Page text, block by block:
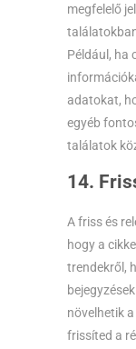
megfelelő
Például, ha
adatokat,
egyéb
találatok
14.
A friss és
hogy a
trendekről,
növelhetik
frissíted a